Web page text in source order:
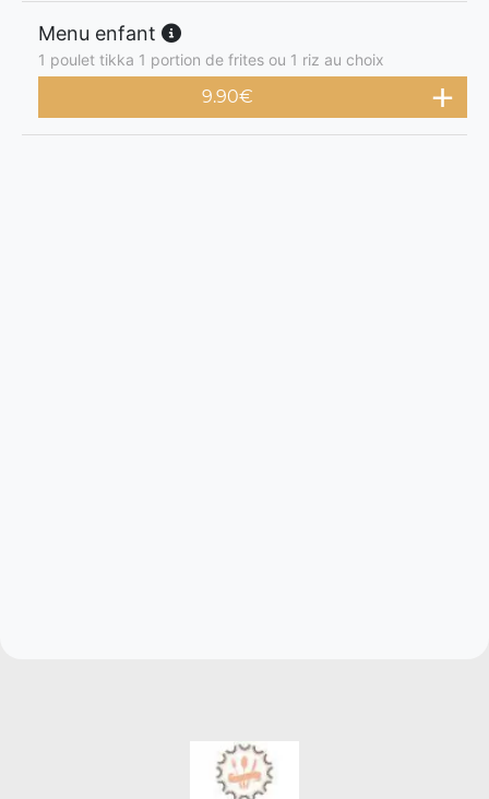
Menu enfant
1 poulet tikka 1 portion de frites ou 1 riz au choix
9.90€